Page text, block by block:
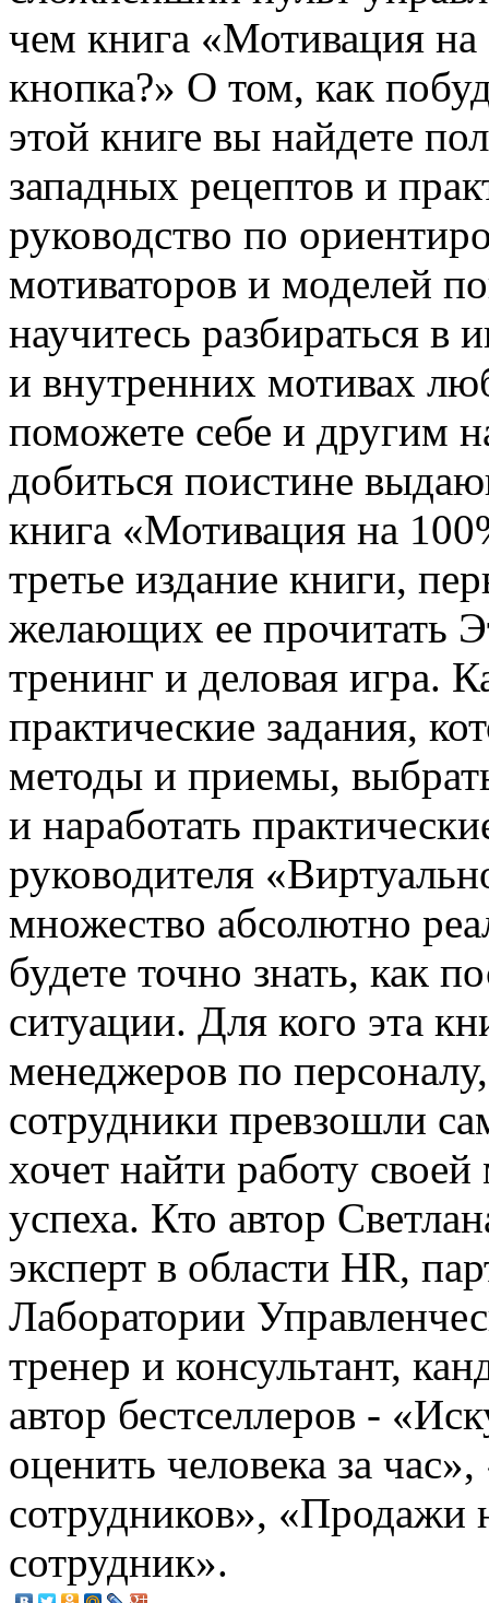
чем книга «Мотивация
кнопка?» О том, как
этой книге вы найдете
западных рецептов и
руководство по
мотиваторов и моделей
научитесь разбираться в
и внутренних мотивах
поможете себе и другим
добиться поистине
книга «Мотивация на
третье издание книги,
желающих ее прочитать
тренинг и деловая игра.
практические задания,
методы и приемы,
и наработать
руководителя
множество абсолютно
будете точно знать, как
ситуации. Для кого эта
менеджеров по
сотрудники превзошли
хочет найти работу
успеха. Кто автор
эксперт в области HR,
Лаборатории
тренер и консультант,
автор бестселлеров -
оценить человека за
сотрудников», «Продажи
сотрудник».